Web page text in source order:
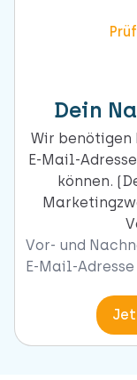
Dein
Wir benötigen
E-Mail-
können.
Naam
Email